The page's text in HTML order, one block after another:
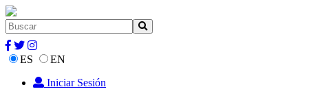
ES
EN
Iniciar Sesión